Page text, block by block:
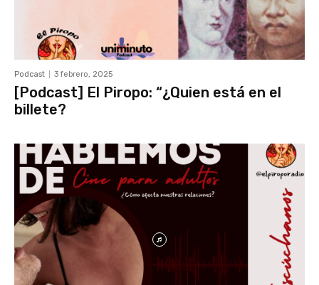
Podcast 3 febrero, 2025
[Podcast] El Piropo: “¿Quien está en el
billete?